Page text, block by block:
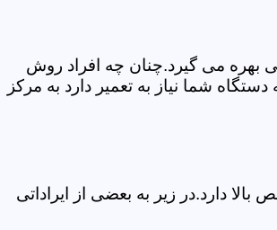
بهره می گیرد.چنان چه افراد روش
شما نیاز به تعمیر دارد به مرکز
دارد.در زیر به بعضی از ایراداتی